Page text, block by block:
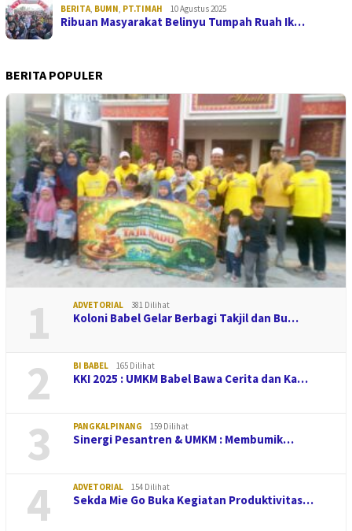
BERITA, BUMN, PT.TIMAH 10 Agustus 2025
Ribuan Masyarakat Belinyu Tumpah Ruah Ik…
BERITA POPULER
1 ADVETORIAL 381 Dilihat
Koloni Babel Gelar Berbagi Takjil dan Bu…
2 BI BABEL 165 Dilihat
KKI 2025 : UMKM Babel Bawa Cerita dan Ka…
3 PANGKALPINANG 159 Dilihat
Sinergi Pesantren & UMKM : Membumik…
4 ADVETORIAL 154 Dilihat
Sekda Mie Go Buka Kegiatan Produktivitas…